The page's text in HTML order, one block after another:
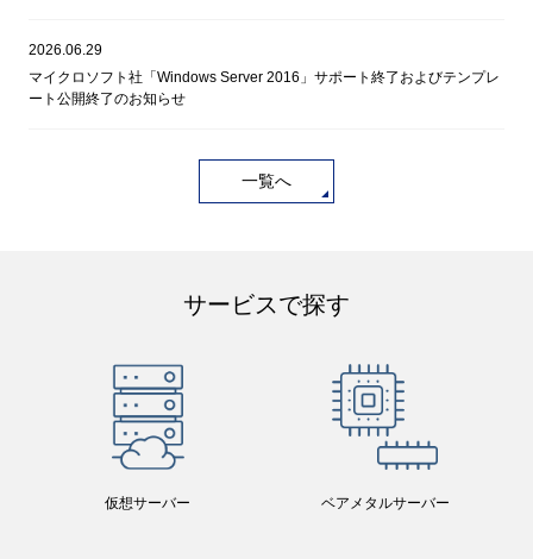
2026.06.29
マイクロソフト社「Windows Server 2016」サポート終了およびテンプレ
ート公開終了のお知らせ
一覧へ
サービスで探す
仮想サーバー ベアメタルサーバー